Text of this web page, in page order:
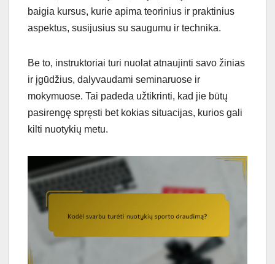
baigia kursus, kurie apima teorinius ir praktinius
aspektus, susijusius su saugumu ir technika.
Be to, instruktoriai turi nuolat atnaujinti savo žinias
ir įgūdžius, dalyvaudami seminaruose ir
mokymuose. Tai padeda užtikrinti, kad jie būtų
pasirengę spręsti bet kokias situacijas, kurios gali
kilti nuotykių metu.